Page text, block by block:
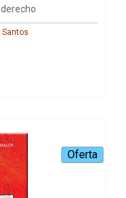
Santos